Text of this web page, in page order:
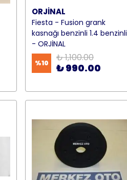
ORJİNAL
Fiesta - Fusion grank
kasnağı benzinli 1.4 benzinli
- ORJİNAL
%10 ₺ 1,100.00
₺ 990.00